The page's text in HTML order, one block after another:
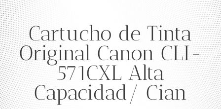
Cartucho de Tinta
Original Canon CLI-
571CXL Alta
Capacidad/ Cian